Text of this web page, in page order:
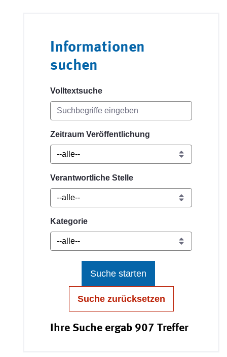
Informationen
suchen
Volltextsuche
Zeitraum Veröffentlichung
Verantwortliche Stelle
Kategorie
Suche starten
Suche zurücksetzen
Ihre Suche ergab 907 Treffer